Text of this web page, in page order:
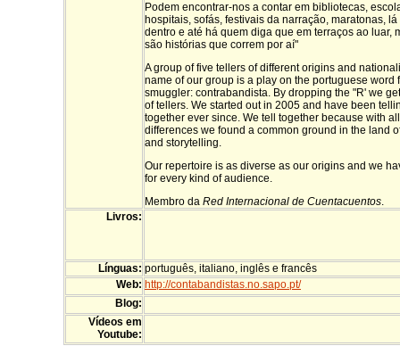
Podem encontrar-nos a contar em bibliotecas,
hospitais, sofás, festivais da narração, maratonas, lá
dentro e até há quem diga que em terraços ao luar,
são histórias que correm por aí"
A group of five tellers of different origins and
name of our group is a play on the portuguese word
smuggler: contrabandista. By dropping the "R' we
of tellers. We started out in 2005 and have been
together ever since. We tell together because with
differences we found a common ground in the land
and storytelling.
Our repertoire is as diverse as our origins and we
for every kind of audience.
Membro da Red Internacional de Cuentacuentos.
Livros:
Línguas: português, italiano, inglês e francês
Web: http://contabandistas.no.sapo.pt/
Blog:
Vídeos em
Youtube: